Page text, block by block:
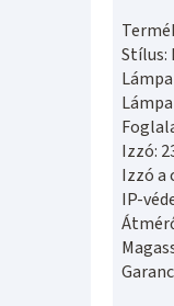
Stílus:
Izzó:
Izzó a
IP-